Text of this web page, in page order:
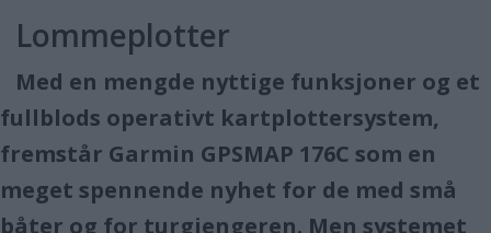
Lommeplotter
Med en mengde nyttige funksjoner og et
fullblods operativt kartplottersystem,
fremstår Garmin GPSMAP 176C som en
meget spennende nyhet for de med små
båter og for turgjengeren. Men systemet